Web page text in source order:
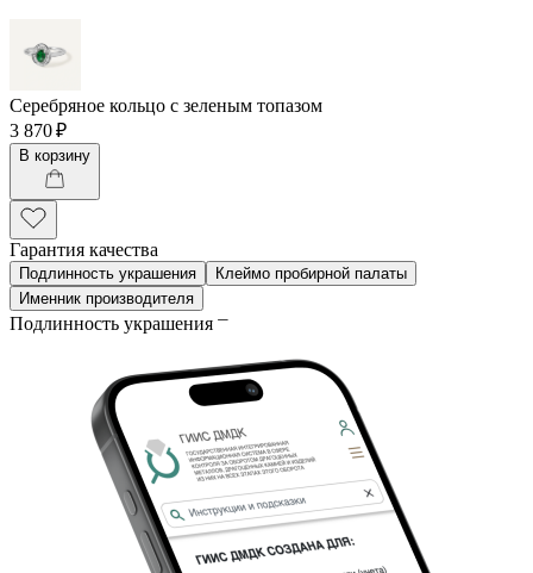
Серебряное кольцо с зеленым топазом
3 870 ₽
В корзину
Гарантия качества
Подлинность украшения
Клеймо пробирной палаты
Именник производителя
Подлинность украшения